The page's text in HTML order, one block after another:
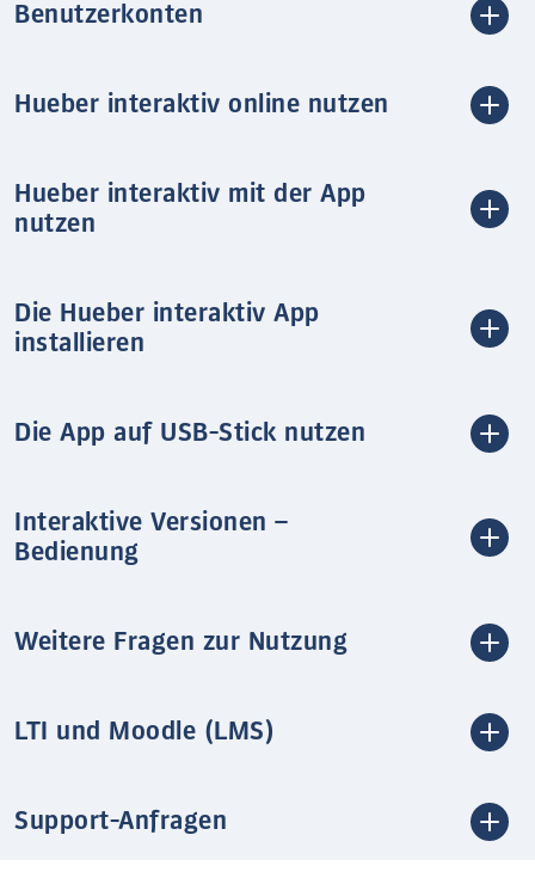
Benutzerkonten
Hueber interaktiv online nutzen
Hueber interaktiv mit der App
nutzen
Die Hueber interaktiv App
installieren
Die App auf USB-Stick nutzen
Interaktive Versionen –
Bedienung
Weitere Fragen zur Nutzung
LTI und Moodle (LMS)
Support-Anfragen